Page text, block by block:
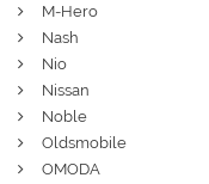
M-Hero
Nash
Nio
Nissan
Noble
Oldsmobile
OMODA